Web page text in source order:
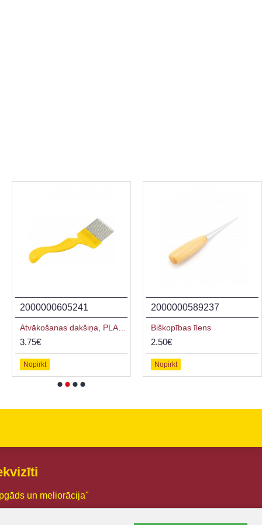
2000000605241
3.75€
Nopirkt
2000000589237
Biškopības īlens
2.50€
Nopirkt
un meliorācija"